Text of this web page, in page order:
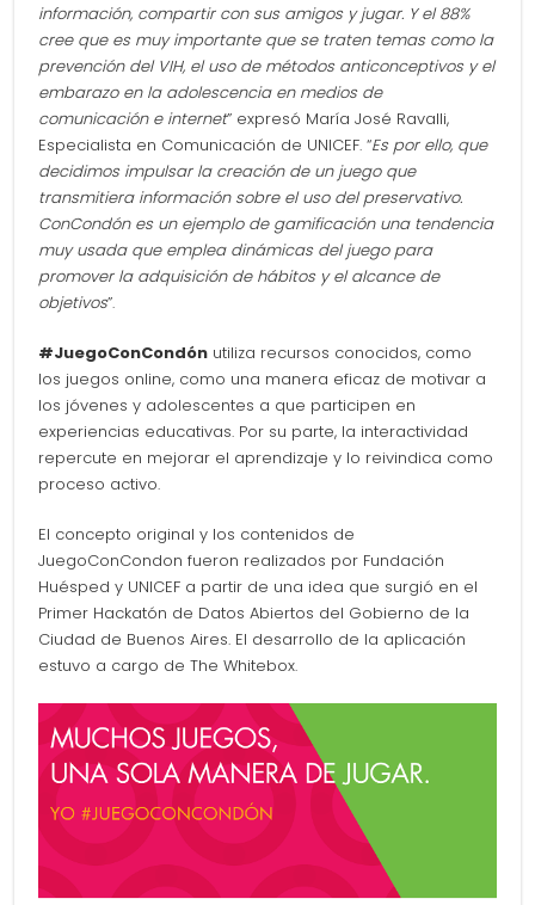
información, compartir con sus amigos y jugar. Y el 88%
cree que es muy importante que se traten temas como la
prevención del VIH, el uso de métodos anticonceptivos y el
embarazo en la adolescencia en medios de
comunicación e internet” expresó María José Ravalli,
Especialista en Comunicación de UNICEF. “Es por ello, que
decidimos impulsar la creación de un juego que
transmitiera información sobre el uso del preservativo.
ConCondón es un ejemplo de gamificación una tendencia
muy usada que emplea dinámicas del juego para
promover la adquisición de hábitos y el alcance de
objetivos”.
#JuegoConCondón utiliza recursos conocidos, como
los juegos online, como una manera eficaz de motivar a
los jóvenes y adolescentes a que participen en
experiencias educativas. Por su parte, la interactividad
repercute en mejorar el aprendizaje y lo reivindica como
proceso activo.
El concepto original y los contenidos de
JuegoConCondon fueron realizados por Fundación
Huésped y UNICEF a partir de una idea que surgió en el
Primer Hackatón de Datos Abiertos del Gobierno de la
Ciudad de Buenos Aires. El desarrollo de la aplicación
estuvo a cargo de The Whitebox.